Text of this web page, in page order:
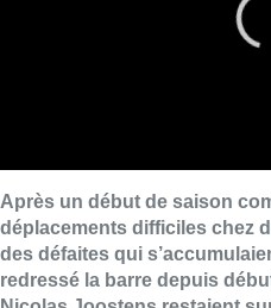
victoires consécutives.
forceps et au mental, qui ont
Samedi, le Royal accueillait
directement pris les devants.
premier quart et 43-38 à
avance à 14 points, les
Un excès de confiance qui a
la rencontre : 71-71 alors qu’il
jouer. Le moment choisi par